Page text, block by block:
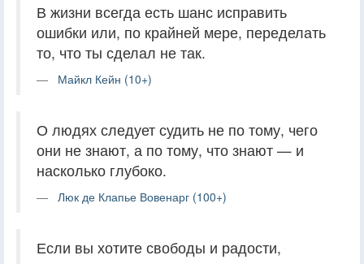
В жизни всегда есть шанс исправить
ошибки или, по крайней мере, переделать
то, что ты сделал не так.
Майкл Кейн (10+)
О людях следует судить не по тому, чего
они не знают, а по тому, что знают — и
насколько глубоко.
Люк де Клапье Вовенарг (100+)
Если вы хотите свободы и радости,